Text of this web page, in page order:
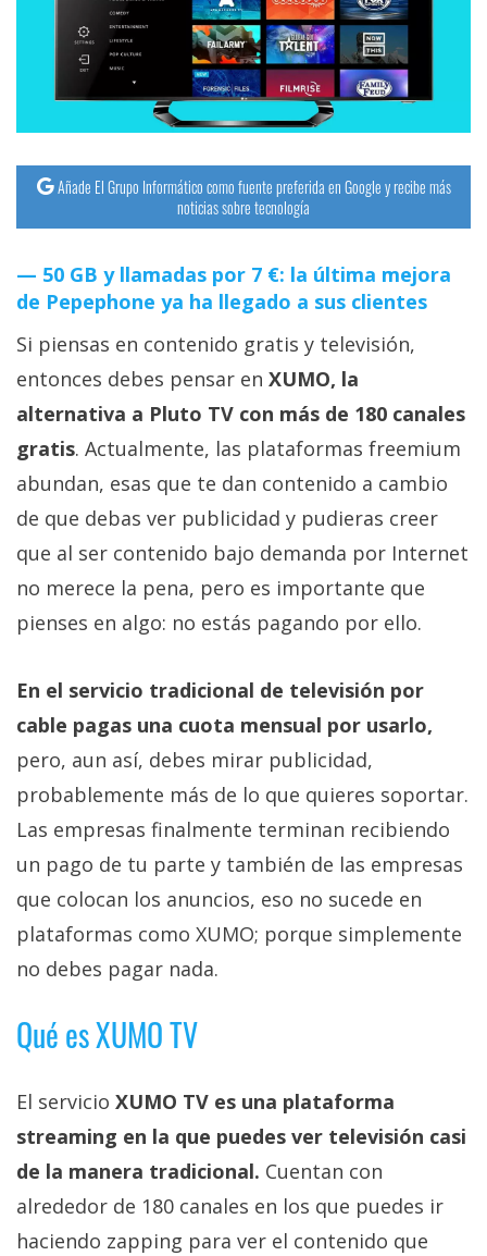
Operadores
Trucos
y
Tutoriales
Sistemas
operativos
Profesional
+
temas
Sorteos
Contacto
Sobre
nosotros
/
Publicidad
Cambiar
opciones
de
Aviso
El medio de
digital donde
encontrarás
todas las
noticias sobre
Añade El Grupo Informático como fuente preferida en Google y recibe más
noticias sobre tecnología
50 GB y llamadas por 7 €: la última mejora
de Pepephone ya ha llegado a sus clientes
Si piensas en contenido gratis y televisión,
entonces debes pensar en XUMO, la
alternativa a Pluto TV con más de 180 canales
gratis. Actualmente, las plataformas freemium
abundan, esas que te dan contenido a cambio
de que debas ver publicidad y pudieras creer
que al ser contenido bajo demanda por Internet
no merece la pena, pero es importante que
pienses en algo: no estás pagando por ello.
En el servicio tradicional de televisión por
cable pagas una cuota mensual por usarlo,
pero, aun así, debes mirar publicidad,
probablemente más de lo que quieres soportar.
Las empresas finalmente terminan recibiendo
un pago de tu parte y también de las empresas
que colocan los anuncios, eso no sucede en
plataformas como XUMO; porque simplemente
no debes pagar nada.
Qué es XUMO TV
El servicio XUMO TV es una plataforma
streaming en la que puedes ver televisión casi
de la manera tradicional. Cuentan con
alrededor de 180 canales en los que puedes ir
haciendo zapping para ver el contenido que